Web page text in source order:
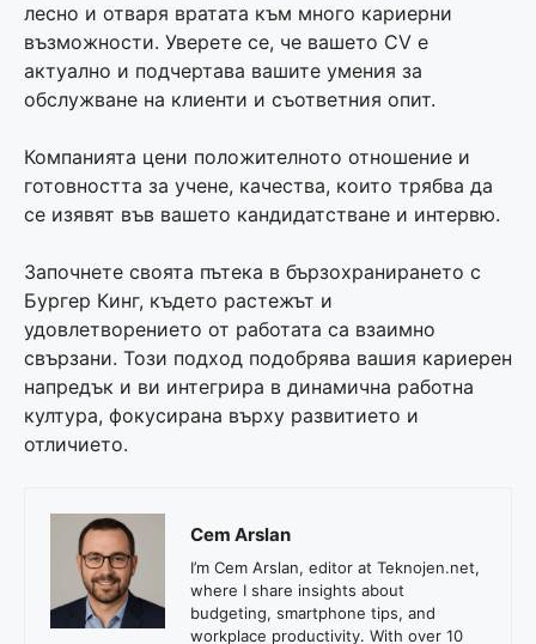
лесно и отваря вратата към много кариерни
възможности. Уверете се, че вашето CV е
актуално и подчертава вашите умения за
обслужване на клиенти и съответния опит.
Компанията цени положителното отношение и
готовността за учене, качества, които трябва да
се изявят във вашето кандидатстване и интервю.
Започнете своята пътека в бързохранирането с
Бургер Кинг, където растежът и
удовлетворението от работата са взаимно
свързани. Този подход подобрява вашия кариерен
напредък и ви интегрира в динамична работна
култура, фокусирана върху развитието и
отличието.
Cem Arslan
I’m Cem Arslan, editor at Teknojen.net,
where I share insights about
budgeting, smartphone tips, and
workplace productivity. With over 10